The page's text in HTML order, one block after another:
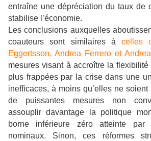
entraîne une dépréciation du taux de
stabilise l’économie.
Les conclusions auxquelles
coauteurs sont similaires àcelles
Eggertsson, Andrea Ferrero et
mesures visant à accroître la
plus frappées par la crise dans une
inefficaces, à moins qu’elles ne
de puissantes mesures non
assouplir davantage la politique
borne inférieure zéro atteinte par
nominaux. Sinon, ces réformes